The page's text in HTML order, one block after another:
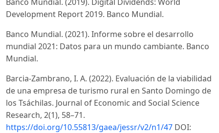
Development Report 2019. Banco Mundial.
Banco Mundial. (2021). Informe sobre el desarrollo
mundial 2021: Datos para un mundo cambiante. Banco
Mundial.
Barcia-Zambrano, I. A. (2022). Evaluación de la viabilidad
de una empresa de turismo rural en Santo Domingo de
los Tsáchilas. Journal of Economic and Social Science
Research, 2(1), 58–71.
https://doi.org/10.55813/gaea/jessr/v2/n1/47 DOI: